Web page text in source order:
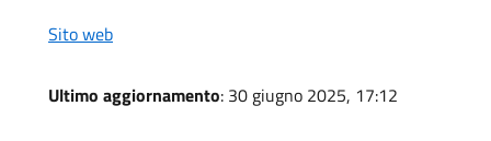
Sito web
Ultimo aggiornamento: 30 giugno 2025, 17:12